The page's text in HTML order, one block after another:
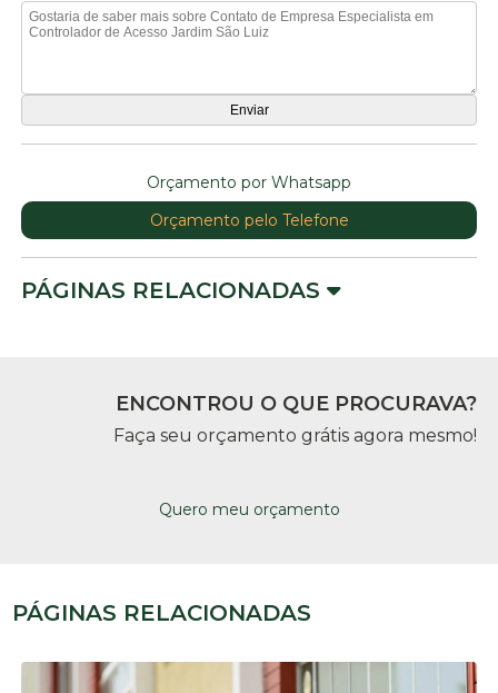
Orçamento por Whatsapp
Orçamento pelo Telefone
PÁGINAS RELACIONADAS
ENCONTROU O QUE PROCURAVA?
Faça seu orçamento grátis agora mesmo!
Quero meu orçamento
PÁGINAS RELACIONADAS